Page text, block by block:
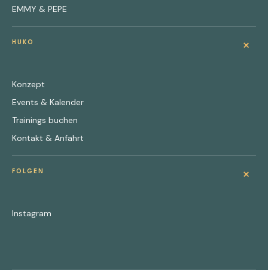
EMMY & PEPE
HUKO +
Konzept
Events & Kalender
Trainings buchen
Kontakt & Anfahrt
FOLGEN +
Instagram